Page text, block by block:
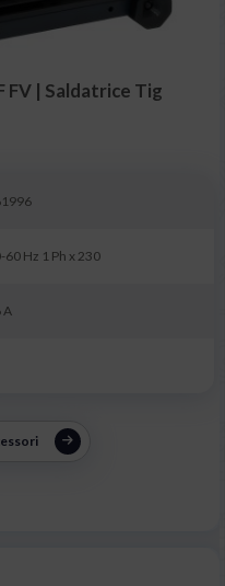
FV | Saldatrice Tig
60 Hz 1 Ph x 230
A